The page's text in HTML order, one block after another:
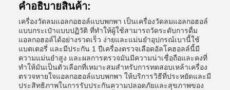
คําอธิบายสินค้า:
เครื่องวัดลมแอลกอฮอล์แบบพกพา เป็นเครื่องวัดลมแอลกอฮอล์
แบบกระเป๋าแบบปฏิวัติ ที่ทําให้ผู้ใช้สามารถวัดระดับการดื่ม
แอลกอฮอล์ได้อย่างรวดเร็ว ง่ายและแม่นยําอุปกรณ์เบานี้ใช้
แบตเตอรี่ และมีประกัน 1 ปีเครื่องตรวจเลือดอัลโคฮอลล์นี้มี
ความแม่นยําสูง และผลการตรวจมันมีความน่าเชื่อถือและคงที่
ทําให้มันเป็นตัวเลือกที่เหมาะสมสําหรับการทดสอบเหล้าเครื่อง
ตรวจหายใจแอลกอฮอล์แบบพกพา ให้บริการวิธีที่ประหยัดและมี
ประสิทธิภาพในการรับประกันความปลอดภัยและสุขภาพของ